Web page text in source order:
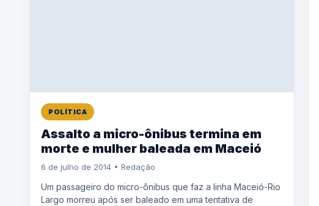
POLÍTICA
Assalto a micro-ônibus termina em
morte e mulher baleada em Maceió
6 de julho de 2014 • Redação
Um passageiro do micro-ônibus que faz a linha Maceió-Rio
Largo morreu após ser baleado em uma tentativa de